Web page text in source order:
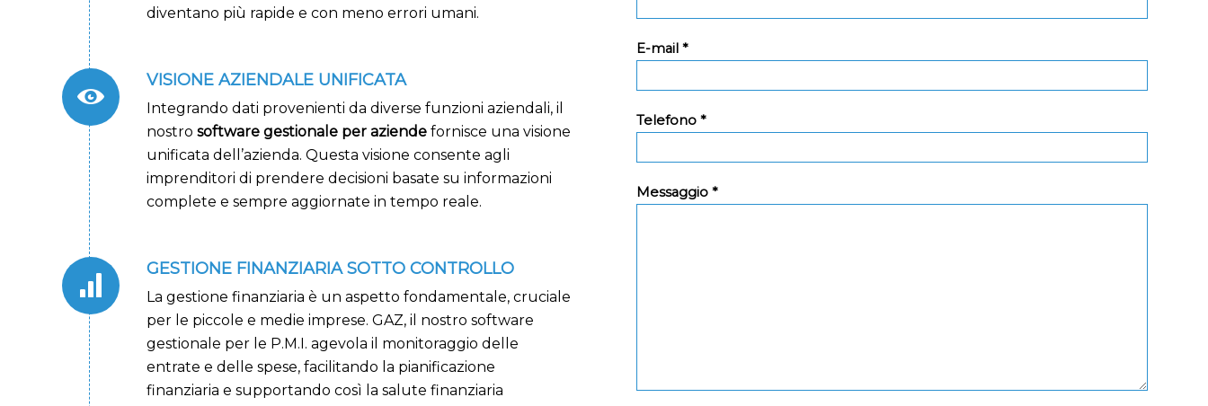
diventano più rapide e con meno errori umani.
VISIONE AZIENDALE UNIFICATA
Integrando dati provenienti da diverse funzioni aziendali, il
nostro software gestionale per aziende fornisce una visione
unificata dell’azienda. Questa visione consente agli
imprenditori di prendere decisioni basate su informazioni
complete e sempre aggiornate in tempo reale.
GESTIONE FINANZIARIA SOTTO CONTROLLO
La gestione finanziaria è un aspetto fondamentale, cruciale
per le piccole e medie imprese. GAZ, il nostro software
gestionale per le P.M.I. agevola il monitoraggio delle
entrate e delle spese, facilitando la pianificazione
finanziaria e supportando così la salute finanziaria
E-mail *
Telefono *
Messaggio *